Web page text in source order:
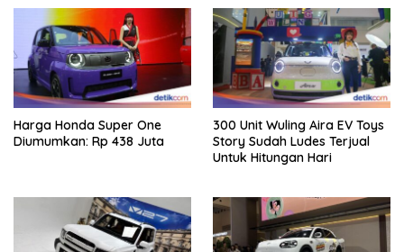
Harga Honda Super One
Diumumkan: Rp 438 Juta
300 Unit Wuling Aira EV Toys
Story Sudah Ludes Terjual
Untuk Hitungan Hari